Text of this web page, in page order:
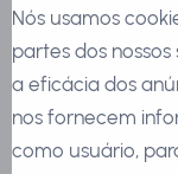
Nós usamos
partes dos
a eficácia dos
nos fornecem
como usuário,